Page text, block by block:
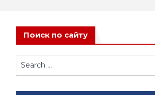
Поиск по сайту
Search
for: